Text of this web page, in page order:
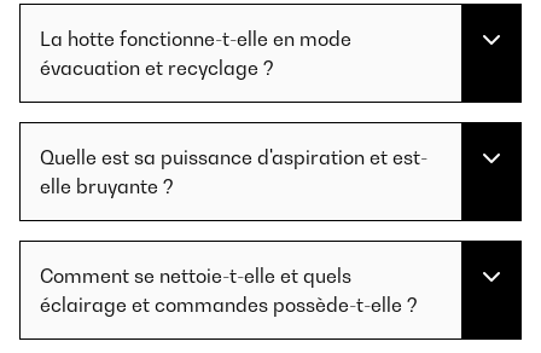
La hotte fonctionne-t-elle en mode
évacuation et recyclage ?
Quelle est sa puissance d'aspiration et est-
elle bruyante ?
Comment se nettoie-t-elle et quels
éclairage et commandes possède-t-elle ?